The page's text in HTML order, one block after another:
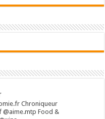
Chroniqueur
@aime.mtp Food &